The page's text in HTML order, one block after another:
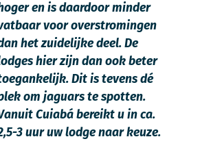
en is daardoor minder
voor overstromingen
het zuidelijke deel. De
hier zijn dan ook beter
Dit is tevens dé
om jaguars te spotten.
Cuiabá bereikt u in ca.
3 uur uw lodge naar keuze.